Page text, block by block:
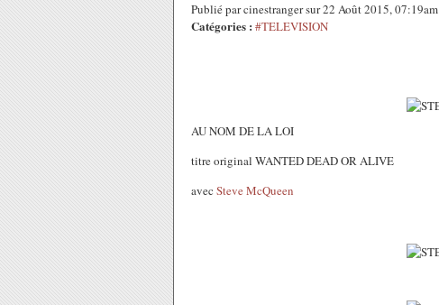
Publié par cinestranger sur 22 Août 2015, 07:19am
Catégories : #TELEVISION
AU NOM DE LA LOI
titre original WANTED DEAD OR ALIVE
avec Steve McQueen